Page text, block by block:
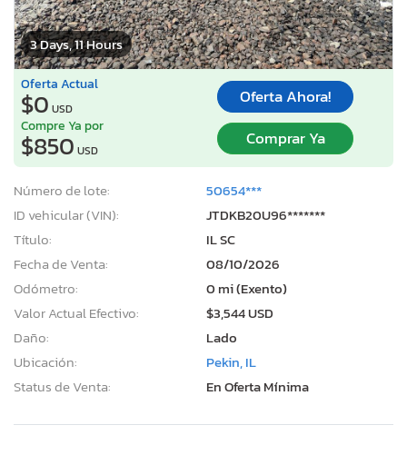
3 Days, 11 Hours
Oferta Actual
$0 USD
Oferta Ahora!
Compre Ya por
$850 USD
Comprar Ya
Número de lote:
50654***
ID vehicular (VIN):
JTDKB20U96*******
Título:
IL SC
Fecha de Venta:
08/10/2026
Odómetro:
0 mi (Exento)
Valor Actual Efectivo:
$3,544 USD
Daño:
Lado
Ubicación:
Pekin, IL
Status de Venta:
En Oferta Mínima